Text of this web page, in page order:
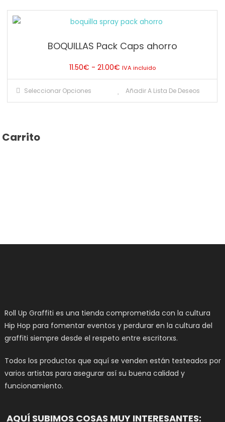
página
de
BOQUILLAS Pack Caps ahorro
11.50€ - 21.00€Rango
de
precios:
desde
IVA incluido
Seleccionar Opciones Añadir A Lista De Deseos
Carrito
Roll Up Graffiti es una tienda comprometida con la cultura
Hip Hop para fomentar eventos y perdurar en la cultura del
graffiti siempre desde el respeto entre escritorxs.
Todos los productos que aquí se venden están testeados por
varios artistas para asegurar así su buena calidad y
funcionamiento.
AQUÍ SUBIMOS COSAS MUY INTERESANTES: